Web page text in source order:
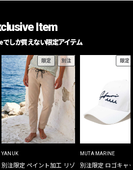
Item
でしか買えない限定アイテム
限定 別注
YANUK
別注限定 ペイント加工 リゾ
限定
MUTA MARINE
別注限定 ロゴキャ